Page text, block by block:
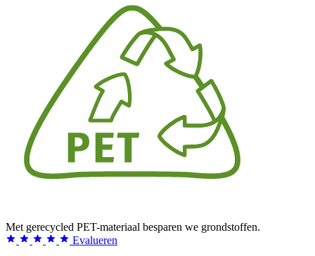
Met gerecycled PET-materiaal besparen we grondstoffen.
Evalueren